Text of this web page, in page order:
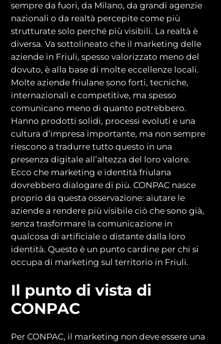
sempre da fuori, da Milano, da grandi agenzie
nazionali o da realtà percepite come più
strutturate solo perché più visibili. La realtà è
diversa. Va sottolineato che il marketing delle
aziende in Friuli, spesso valorizzato meno del
dovuto, è alla base di molte eccellenze locali.
Molte aziende friulane sono forti, tecniche,
internazionali e competitive, ma spesso
comunicano meno di quanto potrebbero.
Hanno prodotti solidi, processi evoluti e una
cultura d’impresa importante, ma non sempre
riescono a tradurre tutto questo in una
presenza digitale all’altezza del loro valore.
Ecco che marketing e identità friulana
dovrebbero dialogare di più. CONPAC nasce
proprio da questa osservazione: aiutare le
aziende a rendere più visibile ciò che sono già,
senza trasformare la comunicazione in
qualcosa di artificiale o distante dalla loro
identità. Questo è un punto cardine per chi si
occupa di marketing sul territorio in Friuli.
Il punto di vista di
CONPAC
Per CONPAC, il marketing non deve essere una